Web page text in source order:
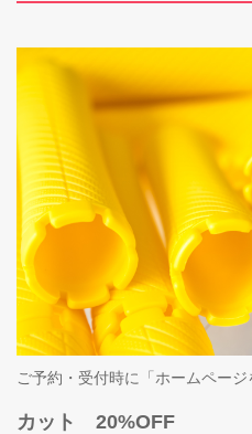
ご予約・受付時に「ホームページ
カット 20%OFF